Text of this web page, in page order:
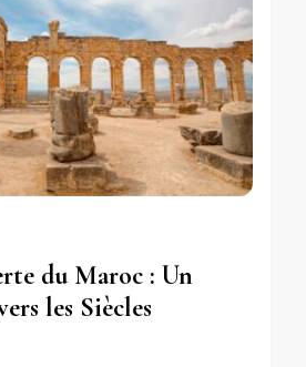
du Maroc : Un
les Siècles